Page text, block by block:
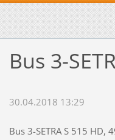
Bus 3-
30.04.2018 13:29
Bus 3-SETRA S 515 HD,